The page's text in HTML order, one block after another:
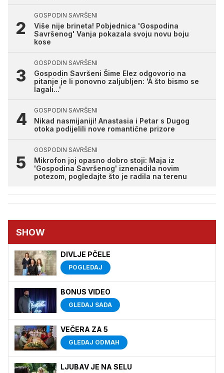
GOSPODIN SAVRŠENI
Više nije brineta! Pobjednica 'Gospodina
Savršenog' Vanja pokazala svoju novu boju
kose
GOSPODIN SAVRŠENI
Gospodin Savršeni Šime Elez odgovorio na
pitanje je li ponovno zaljubljen: 'A što bismo se
lagali...'
GOSPODIN SAVRŠENI
Nikad nasmijaniji! Anastasia i Petar s Dugog
otoka podijelili nove romantične prizore
GOSPODIN SAVRŠENI
Mikrofon joj opasno dobro stoji: Maja iz
'Gospodina Savršenog' iznenadila novim
potezom, pogledajte što je radila na terenu
SHOW
DIVLJE PČELE
POGLEDAJ
BONUS VIDEO
GLEDAJ SADA
VEČERA ZA 5
GLEDAJ ODMAH
LJUBAV JE NA SELU